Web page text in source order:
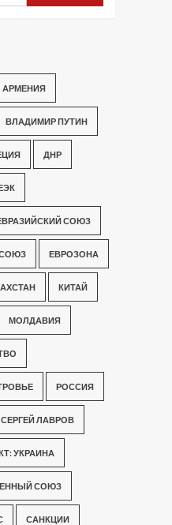
АРМЕНИЯ
ВЛАДИМИР ПУТИН
ДНР
СОЮЗ
ЕВРОЗОНА
КИТАЙ
МОЛДАВИЯ
РОССИЯ
СЕРГЕЙ ЛАВРОВ
УКРАИНА
СОЮЗ
САНКЦИИ